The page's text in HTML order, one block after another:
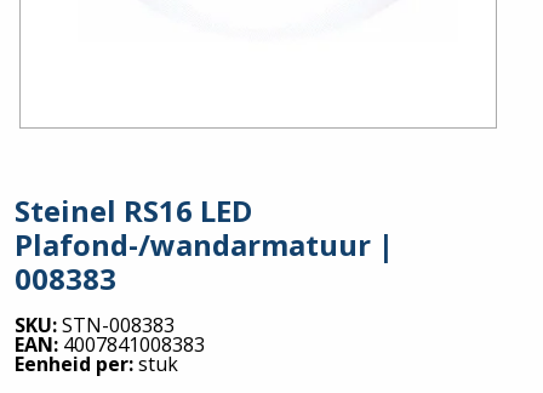
Steinel RS16 LED
Plafond-/wandarmatuur |
008383
SKU:STN-008383
EAN: 4007841008383
Eenheid per:stuk